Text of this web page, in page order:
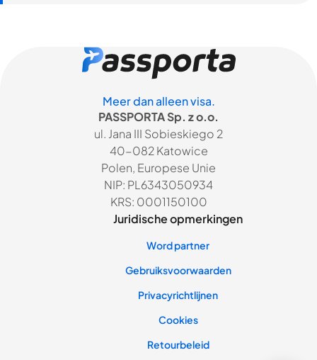
Meer dan alleen visa.
PASSPORTA Sp. z o.o.
ul. Jana III Sobieskiego 2
40-082 Katowice
Polen, Europese Unie
NIP: PL6343050934
KRS: 0001150100
Juridische opmerkingen
Word partner
Gebruiksvoorwaarden
Privacyrichtlijnen
Cookies
Retourbeleid